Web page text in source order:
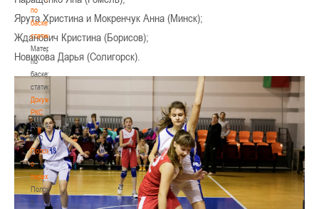
по
баскетбольной
статистике
Материалы
по
баскетбольной
статистике
Документы
РКС
Документы
РКС
Положение
о
переходах
Положение
о
Ярута Христина и Мокренчук Анна (Минск);
Жданович Кристина (Борисов);
Новикова Дарья (Солигорск).